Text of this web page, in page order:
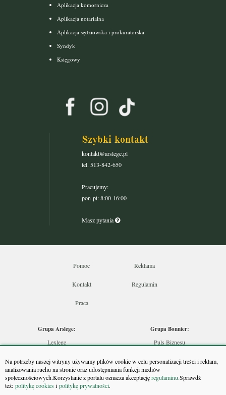
Na potrzeby naszej witryny używamy plików cookie w celu personalizacji treści i reklam,
analizowania ruchu na stronie oraz udostępniania funkcji mediów
społecznościowych.Korzystanie z portalu oznacza akceptacjęregulaminu.Sprawdź
też: politykę cookiesi politykę prywatności.
Aplikacja komornicza
Aplikacja notarialna
Aplikacja sędziowska i prokuratorska
Syndyk
Księgowy
Szybki kontakt
kontakt@arslege.pl
tel. 513-842-650
Pracujemy:
pon-pt: 8:00-16:00
Masz pytania
Pomoc Reklama
Kontakt Regulamin
Praca
Grupa Arslege:
Lexlege
Skarbowcy
Urzędnik
Rzeczoznawca
Grupa Bonnier:
Puls Biznesu
Puls Medycyny
Monitor Firm